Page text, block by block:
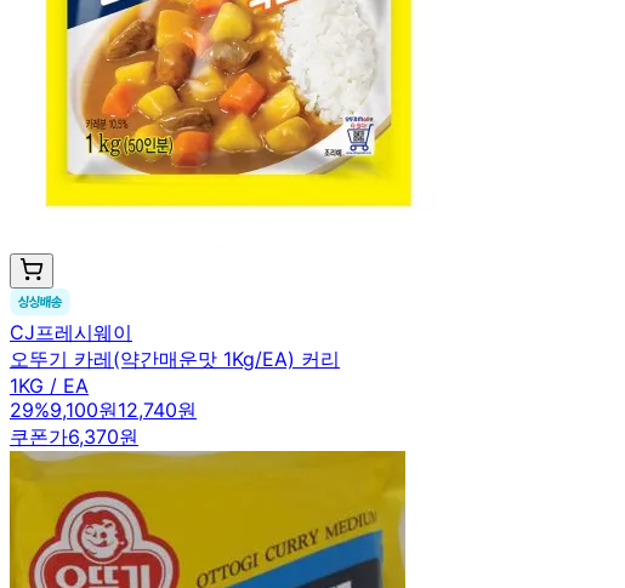
CJ프레시웨이
오뚜기 카레(약간매운맛 1Kg/EA) 커리
1KG / EA
29%9,100원12,740원
쿠폰가6,370원